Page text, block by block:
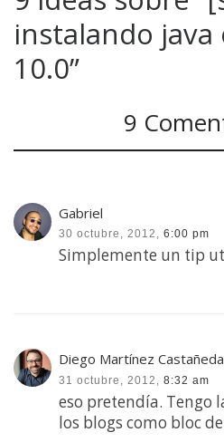
instalando java
10.0”
9
Gabriel
30 octubre, 2012, 6:00 pm
Simplemente un tip
Diego Martínez Castañeda
31 octubre, 2012, 8:32 am
eso pretendía. Tengo
los blogs como bloc